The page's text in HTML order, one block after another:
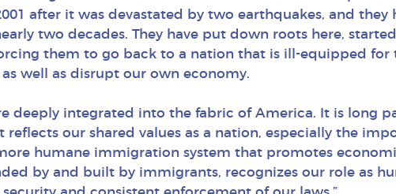
after it was devastated by two earthquakes, and they
two decades. They have put down roots here,
them to go back to a nation that is ill-equipped for
well as disrupt our own economy.
deeply integrated into the fabric of America. It is long
our shared values as a nation, especially the
humane immigration system that promotes
by and built by immigrants, recognizes our role as